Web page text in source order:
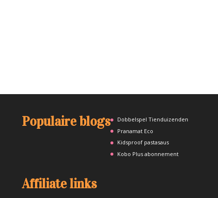
Populaire blogs
Dobbelspel Tienduizenden
Pranamat Eco
Kidsproof pastasaus
Kobo Plus abonnement
Affiliate links